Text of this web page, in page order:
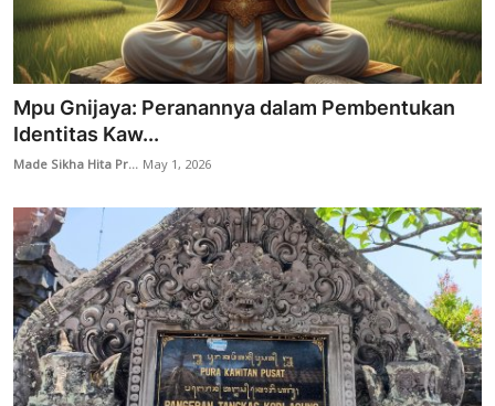
Mpu Gnijaya: Peranannya dalam Pembentukan
Identitas Kaw...
Made Sikha Hita Pr... May 1, 2026